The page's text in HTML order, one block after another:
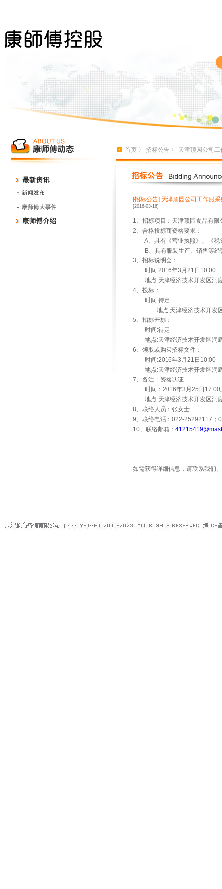
首页 〉 招标公告 〉 天津顶园公司
[招标公告] 天津顶园公司工作服
[2016-03-16]
1、招标项目：天津顶园食品有
2、合格投标商资格要求：
A、具有《营业执照》、《
B、具有服装生产、销售等
3、招标说明会：
时间:2016年3月21日10:00
地点:天津经济技术开发区洞
4、投标：
时间:待定
地点:天津经济技术开发区洞
5、招标开标：
时间:待定
地点:天津经济技术开发区洞
6、领取或购买招标文件：
时间:2016年3月21日10:00
地点:天津经济技术开发区洞
7、备注：资格认证
时间：2016年3月25日17:00
地点:天津经济技术开发区洞
8、联络人员：张女士
9、联络电话：022-25292117；
10、联络邮箱：
如需获得详细信息，请联系我们。